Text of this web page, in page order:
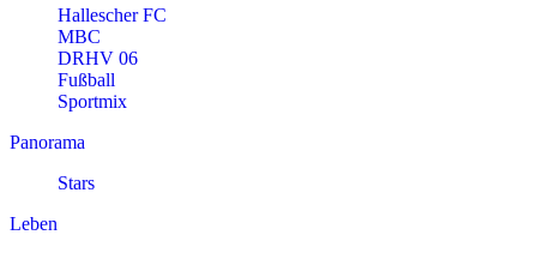
Hallescher FC
MBC
DRHV 06
Fußball
Sportmix
Panorama
Stars
Leben